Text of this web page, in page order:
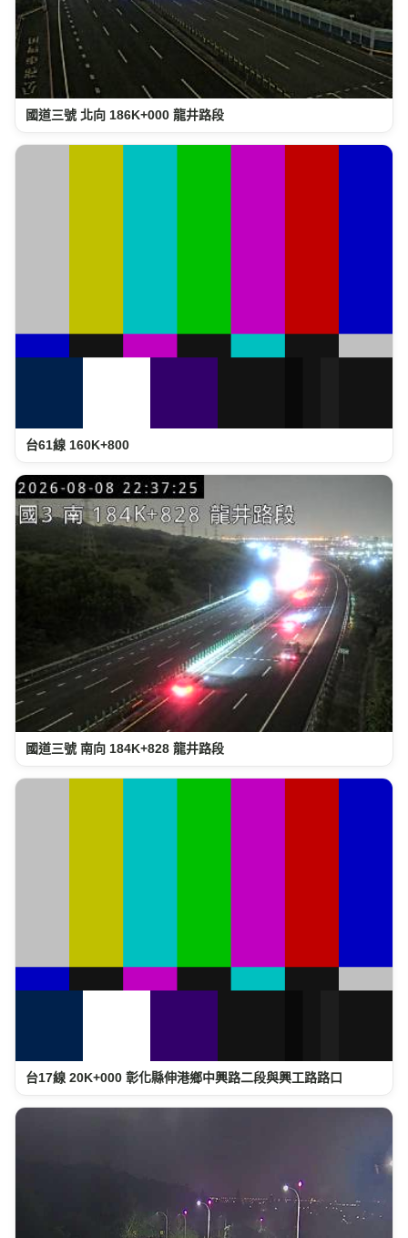
國道三號 北向 186K+000 龍井路段
台61線 160K+800
國道三號 南向 184K+828 龍井路段
台17線 20K+000 彰化縣伸港鄉中興路二段與興工路路口